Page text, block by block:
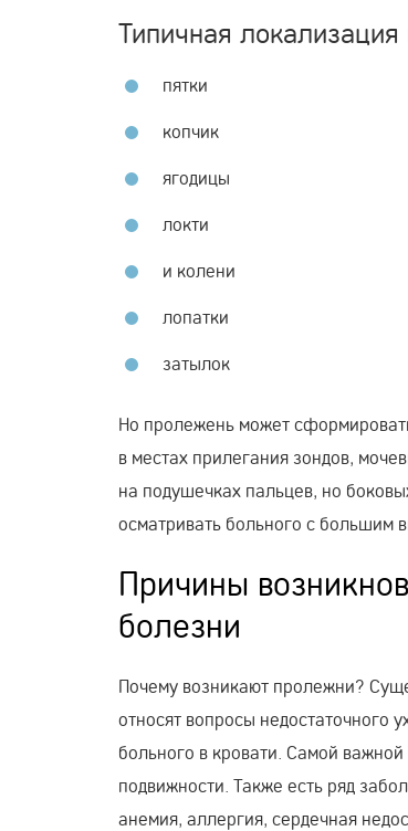
Типичная
пятки
копчик
ягодицы
локти
и колени
лопатки
затылок
Но пролежень может
в местах прилегания зондов,
на подушечках пальцев, но
осматривать больного с большим
Причины
болезни
Почему возникают пролежни?
относят вопросы недостаточного
больного в кровати. Самой
подвижности. Также есть ряд
анемия, аллергия, сердечная